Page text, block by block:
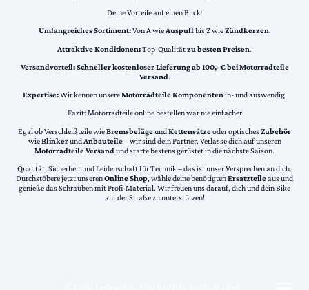
Deine Vorteile auf einen Blick:
Umfangreiches Sortiment:Von A wieAuspuffbis Z wieZündkerzen.
Attraktive Konditionen:Top-Qualitätzu besten Preisen.
Versandvorteil:Schneller kostenloser Lieferung ab 100,-€ bei Motorradteile
Versand.
Expertise:Wir kennen unsereMotorradteile Komponentenin- und auswendig.
Fazit: Motorradteile online bestellen war nie einfacher
Egal ob Verschleißteile wieBremsbelägeundKettensätzeoder optischesZubehör
wieBlinkerundAnbauteile– wir sind dein Partner. Verlasse dich auf unseren
Motorradteile Versand und starte bestens gerüstet in die nächste Saison.
Qualität, Sicherheit und Leidenschaft für Technik – das ist unser Versprechen an dich.
Durchstöbere jetzt unserenOnline Shop, wähle deine benötigtenErsatzteileaus und
genieße das Schrauben mit Profi-Material. Wir freuen uns darauf, dich und dein Bike
auf der Straße zu unterstützen!